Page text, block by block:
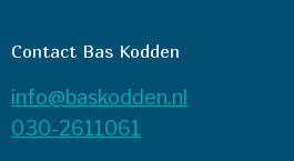
Contact Bas Kodden
info@baskodden.nl
030-2611061